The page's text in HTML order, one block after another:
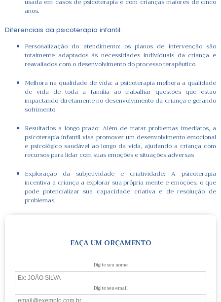
usada em casos de psicoterapia e com crianças maiores de cinco
anos.
Diferenciais da psicoterapia infantil:
Personalização do atendimento: os planos de intervenção são
totalmente adaptados às necessidades individuais da criança e
reavaliados com o desenvolvimento do processo terapêutico.
Melhora na qualidade de vida: a psicoterapia melhora a qualidade
de vida de toda a família ao trabalhar questões que estão
impactando diretamente no desenvolvimento da criança e gerando
sofrimento
Resultados a longo prazo: Além de tratar problemas imediatos, a
psicoterapia infantil visa promover um desenvolvimento emocional
e psicológico saudável ao longo da vida, ajudando a criança com
recursos para lidar com suas emoções e situações adversas
Exploração da subjetividade e criatividade: A psicoterapia
incentiva a criança a explorar sua própria mente e emoções, o que
pode potencializar sua capacidade criativa e de resolução de
problemas.
FAÇA UM ORÇAMENTO
Digite seu nome
Digite seu email